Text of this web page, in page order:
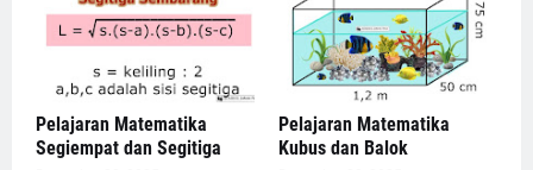
Pelajaran Matematika
Segiempat dan Segitiga
Pelajaran Matematika
Kubus dan Balok